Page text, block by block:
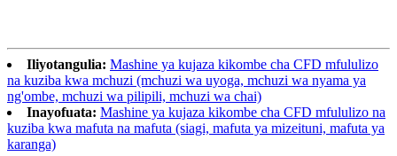
Iliyotangulia: Mashine ya kujaza kikombe cha CFD mfululizo
na kuziba kwa mchuzi (mchuzi wa uyoga, mchuzi wa nyama ya
ng'ombe, mchuzi wa pilipili, mchuzi wa chai)
Inayofuata: Mashine ya kujaza kikombe cha CFD mfululizo na
kuziba kwa mafuta na mafuta (siagi, mafuta ya mizeituni, mafuta ya
karanga)